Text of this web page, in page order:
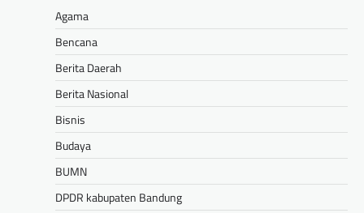
Agama
Bencana
Berita Daerah
Berita Nasional
Bisnis
Budaya
BUMN
DPDR kabupaten Bandung